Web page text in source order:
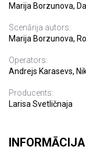
Marija Borzunova,
Scenārija autors:
Marija Borzunova,
Operators:
Andrejs Karasevs,
Producents:
Larisa Svetličnaja
INFORMĀCIJA